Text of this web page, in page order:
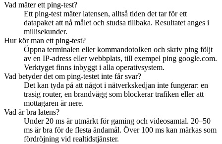
Vad mäter ett ping-test?
Ett ping-test mäter latensen, alltså tiden det tar för ett
datapaket att nå målet och studsa tillbaka. Resultatet anges i
millisekunder.
Hur kör man ett ping-test?
Öppna terminalen eller kommandotolken och skriv ping följt
av en IP-adress eller webbplats, till exempel ping google.com.
Verktyget finns inbyggt i alla operativsystem.
Vad betyder det om ping-testet inte får svar?
Det kan tyda på att något i nätverkskedjan inte fungerar: en
trasig router, en brandvägg som blockerar trafiken eller att
mottagaren är nere.
Vad är bra latens?
Under 20 ms är utmärkt för gaming och videosamtal. 20–50
ms är bra för de flesta ändamål. Över 100 ms kan märkas som
fördröjning vid realtidstjänster.